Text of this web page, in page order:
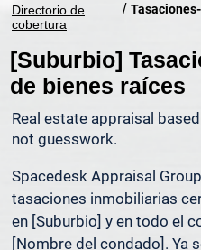
Directorio de
cobertura
/
[Suburbio]
de bienes raíces
Real estate appraisal
not guesswork.
Spacedesk Appraisal
tasaciones inmobiliarias
en [Suburbio] y en todo el
[Nombre del condado]. Ya